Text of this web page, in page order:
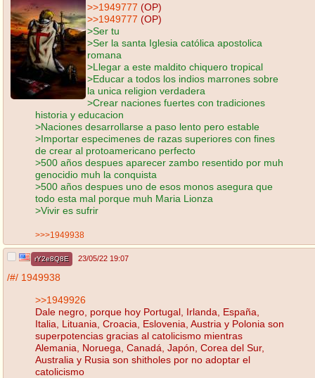
>>1949777 (OP)
>>1949777 (OP)
>Ser tu
>Ser la santa Iglesia católica apostolica
romana
>Llegar a este maldito chiquero tropical
>Educar a todos los indios marrones sobre
la unica religion verdadera
>Crear naciones fuertes con tradiciones
historia y educacion
>Naciones desarrollarse a paso lento pero estable
>Importar especimenes de razas superiores con fines
de crear al protoamericano perfecto
>500 años despues aparecer zambo resentido por muh
genocidio muh la conquista
>500 años despues uno de esos monos asegura que
todo esta mal porque muh Maria Lionza
>Vivir es sufrir
>>>1949938
rY2e8Q8E 23/05/22 19:07
/#/ 1949938
>>1949926
Dale negro, porque hoy Portugal, Irlanda, España,
Italia, Lituania, Croacia, Eslovenia, Austria y Polonia son
superpotencias gracias al catolicismo mientras
Alemania, Noruega, Canadá, Japón, Corea del Sur,
Australia y Rusia son shitholes por no adoptar el
catolicismo